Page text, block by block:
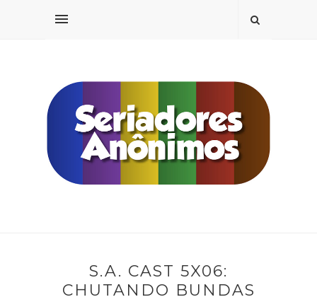
S.A. CAST 5X06:
CHUTANDO BUNDAS